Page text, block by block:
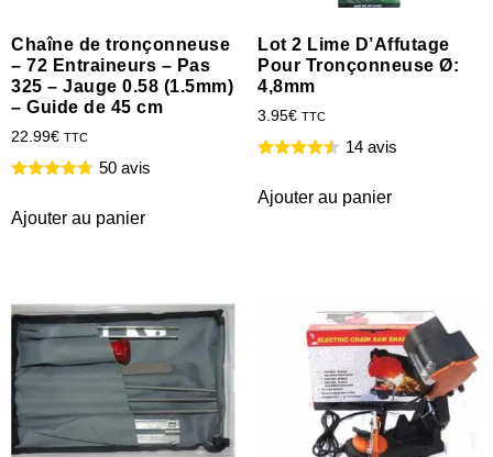
Chaîne de tronçonneuse
– 72 Entraineurs – Pas
325 – Jauge 0.58 (1.5mm)
– Guide de 45 cm
22.99€ TTC
50 avis
Ajouter au panier
Lot 2 Lime D’Affutage
Pour Tronçonneuse Ø:
4,8mm
3.95€ TTC
14 avis
Ajouter au panier